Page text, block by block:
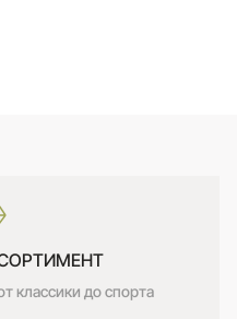
классики до спорта